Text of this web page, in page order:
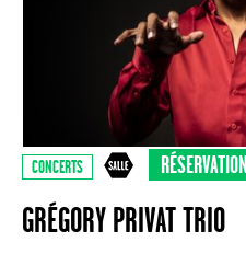
CONCERTS RÉSERVATION
GRÉGORY PRIVAT TRIO